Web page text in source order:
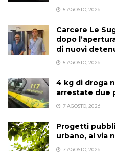
8 AGOSTO, 2026
Carcere Le
dopo
di nuovi
8 AGOSTO, 2026
4 kg di droga
arrestate due
7 AGOSTO, 2026
Progetti
urbano, al via
7 AGOSTO, 2026